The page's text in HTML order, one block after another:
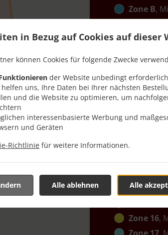
in Bezug auf Cookies auf dieser
können Cookies für folgende Zwecke
der Website unbedingt
helfen uns, Ihre Daten bei Ihrer nächsten
und die Website zu optimieren, um
interessenbasierte Werbung und
und Geräten
Richtlinie für weitere Informationen.
Alle
Alle ablehnen
Zone B,
,
Zone K,
,
Zone G,
Zone 13,
Zone J,
,
,
Zone 11,
Zone 14,
Zone 16,